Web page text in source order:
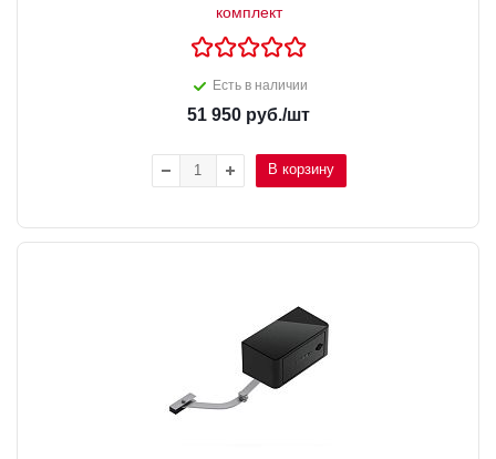
комплект
Есть в наличии
51 950 руб./шт
В корзину